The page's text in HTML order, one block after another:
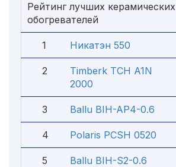
Рейтинг лучших керамических
обогревателей
1 Никатэн 550
2
Timberk TCH A1N
2000
3 Ballu BIH-AP4-0.6
4 Polaris PCSH 0520
5 Ballu BIH-S2-0.6